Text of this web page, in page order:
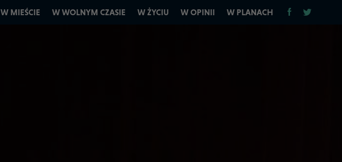
W MIEŚCIE W WOLNYM CZASIE W ŻYCIU W OPINII W PLANACH